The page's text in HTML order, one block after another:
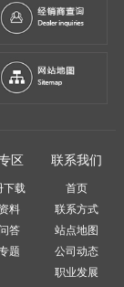
区
下载
料
答
题
联系我们
首页
联系方式
站点地图
公司动态
职业发展